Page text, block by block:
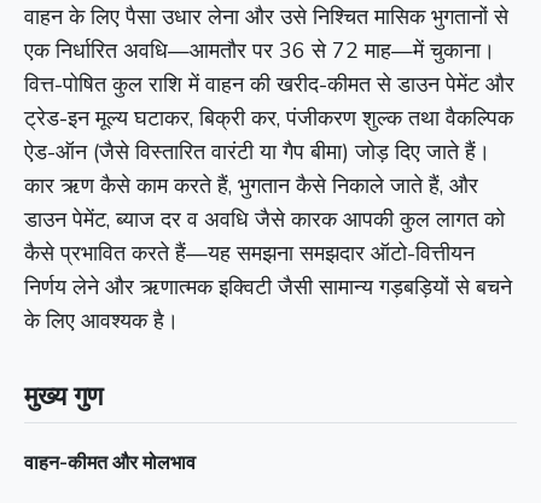
वाहन के लिए पैसा उधार लेना और उसे निश्चित मासिक भुगतानों से
एक निर्धारित अवधि—आमतौर पर 36 से 72 माह—में चुकाना।
वित्त-पोषित कुल राशि में वाहन की खरीद-कीमत से डाउन पेमेंट और
ट्रेड-इन मूल्य घटाकर, बिक्री कर, पंजीकरण शुल्क तथा वैकल्पिक
ऐड-ऑन (जैसे विस्तारित वारंटी या गैप बीमा) जोड़ दिए जाते हैं।
कार ऋण कैसे काम करते हैं, भुगतान कैसे निकाले जाते हैं, और
डाउन पेमेंट, ब्याज दर व अवधि जैसे कारक आपकी कुल लागत को
कैसे प्रभावित करते हैं—यह समझना समझदार ऑटो-वित्तीयन
निर्णय लेने और ऋणात्मक इक्विटी जैसी सामान्य गड़बड़ियों से बचने
के लिए आवश्यक है।
मुख्य गुण
वाहन-कीमत और मोलभाव